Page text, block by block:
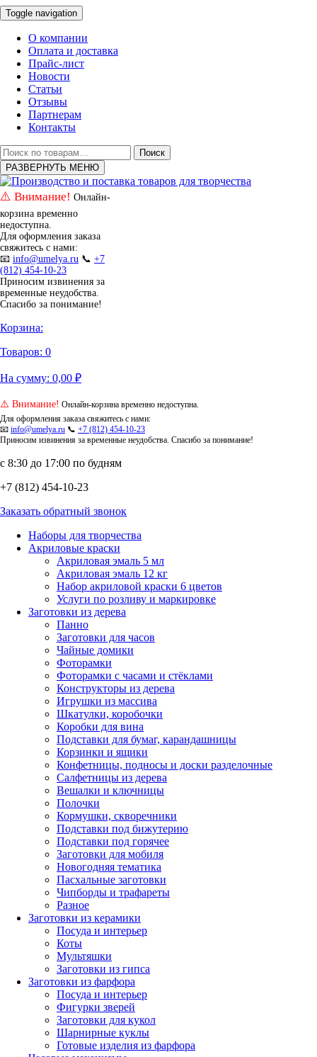
Toggle navigation
О компании
Оплата и доставка
Прайс-лист
Новости
Статьи
Отзывы
Партнерам
Контакты
Искать:
Поиск
РАЗВЕРНУТЬ МЕНЮ
⚠️ Внимание! Онлайн-
корзина временно
недоступна.
Для оформления заказа
свяжитесь с нами:
📧 info@umelya.ru 📞 +7
(812) 454-10-23
Приносим извинения за
временные неудобства.
Спасибо за понимание!
Корзина:
Товаров: 0
На сумму: 0,00 ₽
⚠️ Внимание! Онлайн-корзина временно недоступна.
Для оформления заказа свяжитесь с нами:
📧 info@umelya.ru 📞 +7 (812) 454-10-23
Приносим извинения за временные неудобства. Спасибо за понимание!
с 8:30 до 17:00 по будням
+7 (812) 454-10-23
Заказать обратный звонок
Наборы для творчества
Акриловые краски
Акриловая эмаль 5 мл
Акриловая эмаль 12 кг
Набор акриловой краски 6 цветов
Услуги по розливу и маркировке
Заготовки из дерева
Панно
Заготовки для часов
Чайные домики
Фоторамки
Фоторамки с часами и стёклами
Конструкторы из дерева
Игрушки из массива
Шкатулки, коробочки
Коробки для вина
Подставки для бумаг, карандашницы
Корзинки и ящики
Конфетницы, подносы и доски разделочные
Салфетницы из дерева
Вешалки и ключницы
Полочки
Кормушки, скворечники
Подставки под бижутерию
Подставки под горячее
Заготовки для мобиля
Новогодняя тематика
Пасхальные заготовки
Чипборды и трафареты
Разное
Заготовки из керамики
Посуда и интерьер
Коты
Мультяшки
Заготовки из гипса
Заготовки из фарфора
Посуда и интерьер
Фигурки зверей
Заготовки для кукол
Шарнирные куклы
Готовые изделия из фарфора